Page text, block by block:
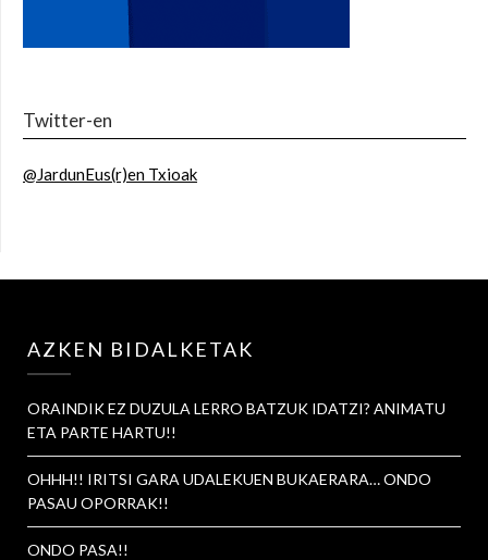
Twitter-en
@JardunEus(r)en Txioak
AZKEN BIDALKETAK
ORAINDIK EZ DUZULA LERRO BATZUK IDATZI? ANIMATU
ETA PARTE HARTU!!
OHHH!! IRITSI GARA UDALEKUEN BUKAERARA… ONDO
PASAU OPORRAK!!
ONDO PASA!!